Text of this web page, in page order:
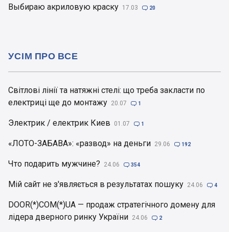
Выбираю акриловую краску 17.03  20
Світлові лінії та натяжні стелі: що треба закласти по
електриці ще до монтажу 20.07  1
Электрик / електрик Киев 01.07  1
«ЛОТО-ЗАБАВА»: «развод» на деньги 29.06  192
Что подарить мужчине? 24.06  354
Мій сайт не з'являється в результатах пошуку 24.06  4
DOOR(*)COM(*)UA — продаж стратегічного домену для
лідера дверного ринку України 24.06  2
УСІМ ПРО ВСЕ